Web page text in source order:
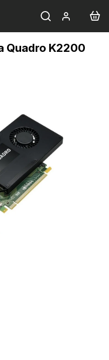
Quadro K2200